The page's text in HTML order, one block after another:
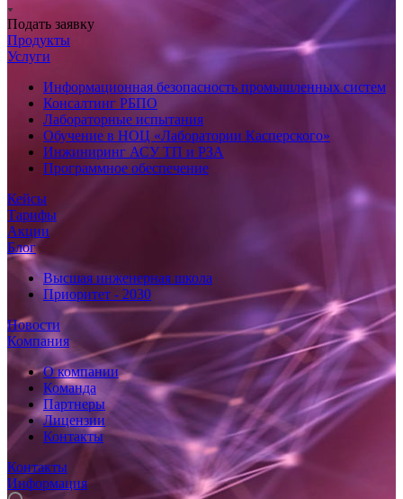
Подать заявку
Продукты
Услуги
Информационная безопасность промышленных систем
Консалтинг РБПО
Лабораторные испытания
Обучение в НОЦ «Лаборатории Касперского»
Инжиниринг АСУ ТП и РЗА
Программное обеспечение
Кейсы
Тарифы
Акции
Блог
Высшая инженерная школа
Приоритет - 2030
Новости
Компания
О компании
Команда
Партнеры
Лицензии
Контакты
Контакты
Информация